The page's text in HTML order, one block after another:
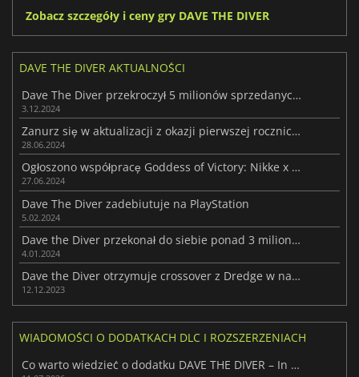
Zobacz szczegóły i ceny gry DAVE THE DIVER
DAVE THE DIVER AKTUALNOŚCI
Dave The Diver przekroczył 5 milionów sprzedanych egzemplarzy
3.12.2024
Zanurz się w aktualizacji z okazji pierwszej rocznicy Dave'a the Divera
28.06.2024
Ogłoszono współpracę Goddess of Victory: Nikke x Dave The Diver
27.06.2024
Dave The Diver zadebiutuje na PlayStation
5.02.2024
Dave the Diver przekonał do siebie ponad 3 miliony graczy
4.01.2024
Dave the Diver otrzymuje crossover z Dredge w następny piątek
12.12.2023
WIADOMOŚCI O DODATKACH DLC I ROZSZERZENIACH
Co warto wiedzieć o dodatku DAVE THE DIVER – In the Jungle